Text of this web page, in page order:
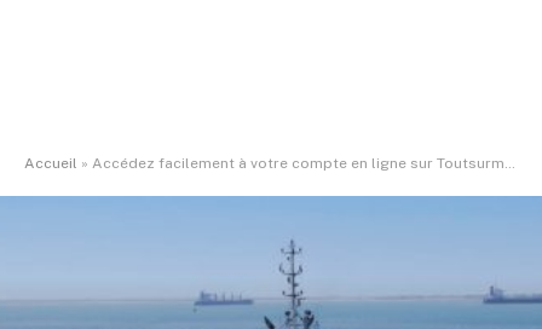
Accueil » Accédez facilement à votre compte en ligne sur Toutsurmoneau avec Suez